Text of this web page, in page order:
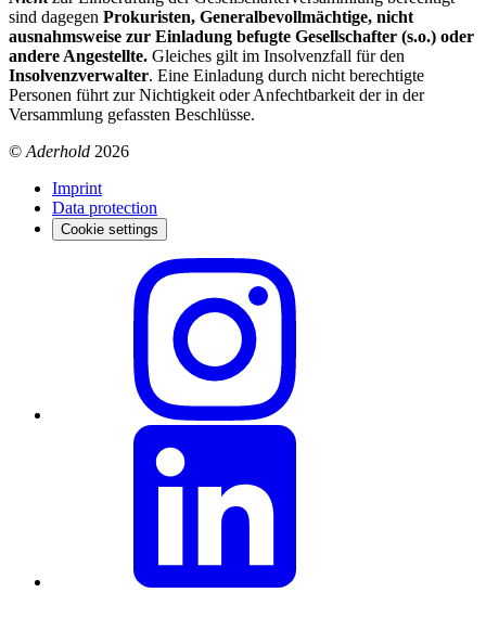
sind dagegen Prokuristen, Generalbevollmächtige, nicht
ausnahmsweise zur Einladung befugte Gesellschafter (s.o.) oder
andere Angestellte. Gleiches gilt im Insolvenzfall für den
Insolvenzverwalter. Eine Einladung durch nicht berechtigte
Personen führt zur Nichtigkeit oder Anfechtbarkeit der in der
Versammlung gefassten Beschlüsse.
© Aderhold 2026
Imprint
Data protection
Cookie settings